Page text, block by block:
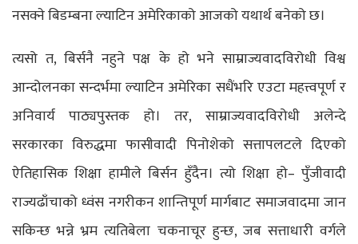
नसक्ने बिडम्बना ल्याटिन अमेरिकाको आजको यथार्थ बनेको छ।
त्यसो त, बिर्सनै नहुने पक्ष के हो भने साम्राज्यवादविरोधी विश्व
आन्दोलनका सन्दर्भमा ल्याटिन अमेरिका सधैंभरि एउटा महत्त्वपूर्ण र
अनिवार्य पाठ्यपुस्तक हो। तर, साम्राज्यवादविरोधी अलेन्दे
सरकारका विरुद्धमा फासीवादी पिनोशेको सत्तापलटले दिएको
ऐतिहासिक शिक्षा हामीले बिर्सन हुँदैन। त्यो शिक्षा हो– पुँजीवादी
राज्यढाँचाको ध्वंस नगरीकन शान्तिपूर्ण मार्गबाट समाजवादमा जान
सकिन्छ भन्ने भ्रम त्यतिबेला चकनाचूर हुन्छ, जब सत्ताधारी वर्गले